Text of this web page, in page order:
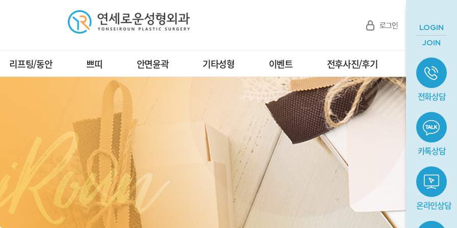
로그인 회원가입
로그인 회원가입
리프팅/동안 쁘띠 안면윤곽 기타성형 이벤트 전후사진/후기 상담/예약
LOGIN
JOIN
전화상담
카톡상담
온라인상담